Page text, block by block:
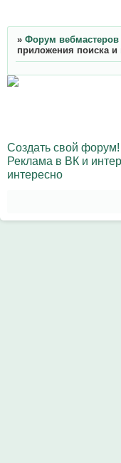
» Форум вебмастеров
приложения поиска и
Создать свой форум!
Реклама в ВК и
интересно